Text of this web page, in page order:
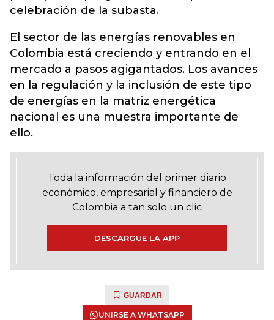
celebración de la subasta.
El sector de las energías renovables en
Colombia está creciendo y entrando en el
mercado a pasos agigantados. Los avances
en la regulación y la inclusión de este tipo
de energías en la matriz energética
nacional es una muestra importante de
ello.
Toda la información del primer diario
económico, empresarial y financiero de
Colombia a tan solo un clic
DESCARGUE LA APP
GUARDAR
UNIRSE A WHATSAPP